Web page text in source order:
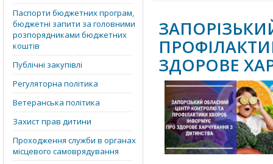
Паспорти бюджетних програм,
бюджетні запити за головними
розпорядниками бюджетних
коштів
Публічні закупівлі
Регуляторна політика
Ветеранська політика
Захист прав дитини
Проходження служби в органах
місцевого самоврядування
ЗДОРОВЕ